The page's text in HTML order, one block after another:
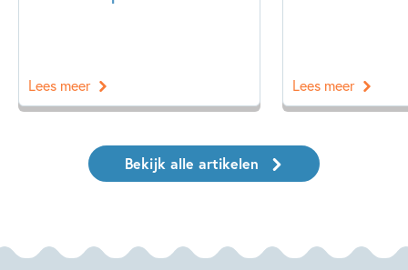
Lees meer Lees meer
Bekijk alle artikelen